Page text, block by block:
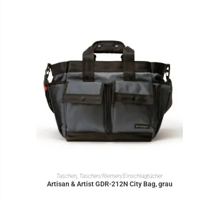
IN DEN WARENKORB
Taschen, Taschen/Riemen/Einschlagtücher
Artisan & Artist GDR-212N City Bag, grau